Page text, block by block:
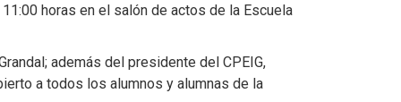
horas en el salón de actos de la Escuela
además del presidente del CPEIG,
a todos los alumnos y alumnas de la